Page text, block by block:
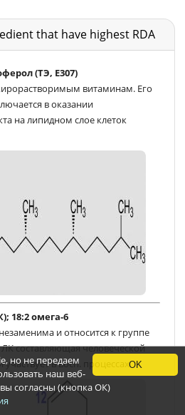
that have highest RDA
(ТЭ, E307)
витаминам. Его
в оказании
на липидном слое клеток
18:2 омега-6
и относится к группе
составляющая человеческой
в восп. процессахOK
но не передаем
наш веб-
согласны (кнопка ОК)